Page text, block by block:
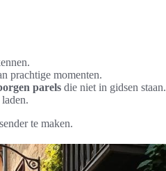
prachtige momenten.
parels die niet in gidsen staan.
te maken.